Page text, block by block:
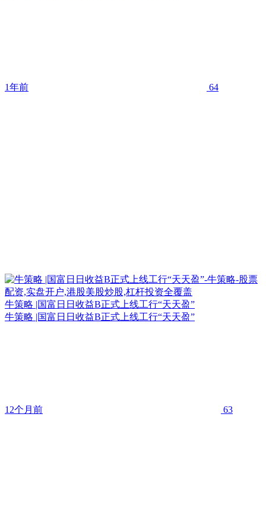
1年前 64
牛策略 |国富日日收益B正式上线工行“天天盈”
牛策略 |国富日日收益B正式上线工行“天天盈”
12个月前 63